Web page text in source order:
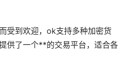
受到欢迎，ok支持多种加密货
供了一个**的交易平台，适合各